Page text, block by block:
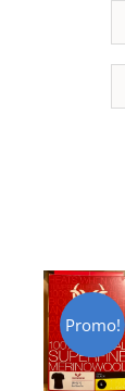
Promo!